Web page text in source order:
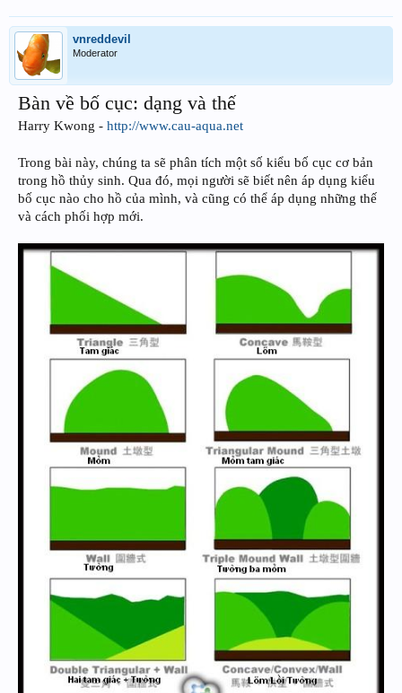
vnreddevil
Moderator
Bàn về bố cục: dạng và thế
Harry Kwong - http://www.cau-aqua.net
Trong bài này, chúng ta sẽ phân tích một số kiểu bố cục cơ bản
trong hồ thủy sinh. Qua đó, mọi người sẽ biết nên áp dụng kiểu
bố cục nào cho hồ của mình, và cũng có thể áp dụng những thế
và cách phối hợp mới.